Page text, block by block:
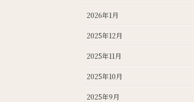
2026年1月
2025年12月
2025年11月
2025年10月
2025年9月